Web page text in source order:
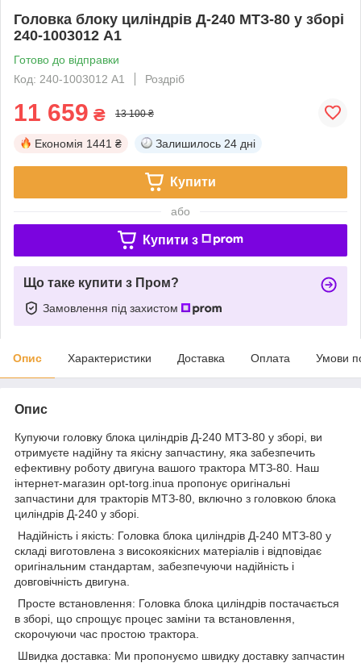
Головка блоку циліндрів Д-240 МТЗ-80 у зборі
240-1003012 А1
Готово до відправки
Код: 240-1003012 А1
Роздріб
11 659 ₴ 13 100 ₴
Економія 1441 ₴ Залишилось 24 дні
Купити
або
Купити з
Що таке купити з Пром?
Замовлення під захистом
Опис Характеристики Доставка Оплата Умови
Опис
Купуючи головку блока циліндрів Д-240 МТЗ-80 у зборі, ви
отримуєте надійну та якісну запчастину, яка забезпечить
ефективну роботу двигуна вашого трактора МТЗ-80. Наш
інтернет-магазин opt-torg.inua пропонує оригінальні
запчастини для тракторів МТЗ-80, включно з головкою блока
циліндрів Д-240 у зборі.
Надійність і якість: Головка блока циліндрів Д-240 МТЗ-80 у
складі виготовлена з високоякісних матеріалів і відповідає
оригінальним стандартам, забезпечуючи надійність і
довговічність двигуна.
Просте встановлення: Головка блока циліндрів постачається
в зборі, що спрощує процес заміни та встановлення,
скорочуючи час простою трактора.
Швидка доставка: Ми пропонуємо швидку доставку запчастин